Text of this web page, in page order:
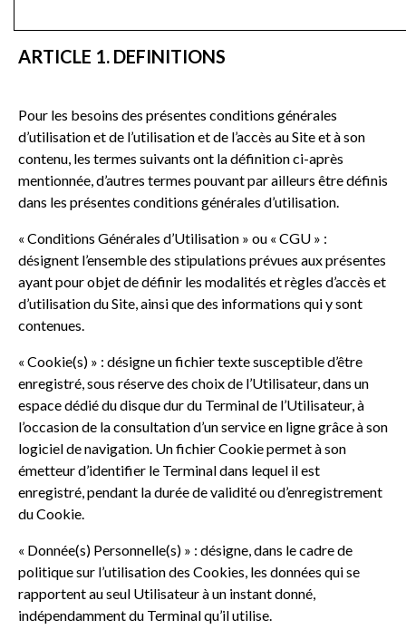
ARTICLE 1. DEFINITIONS
Pour les besoins des présentes conditions générales
d’utilisation et de l’utilisation et de l’accès au Site et à son
contenu, les termes suivants ont la définition ci-après
mentionnée, d’autres termes pouvant par ailleurs être définis
dans les présentes conditions générales d’utilisation.
« Conditions Générales d’Utilisation » ou « CGU » :
désignent l’ensemble des stipulations prévues aux présentes
ayant pour objet de définir les modalités et règles d’accès et
d’utilisation du Site, ainsi que des informations qui y sont
contenues.
« Cookie(s) » : désigne un fichier texte susceptible d’être
enregistré, sous réserve des choix de l’Utilisateur, dans un
espace dédié du disque dur du Terminal de l’Utilisateur, à
l’occasion de la consultation d’un service en ligne grâce à son
logiciel de navigation. Un fichier Cookie permet à son
émetteur d’identifier le Terminal dans lequel il est
enregistré, pendant la durée de validité ou d’enregistrement
du Cookie.
« Donnée(s) Personnelle(s) » : désigne, dans le cadre de
politique sur l’utilisation des Cookies, les données qui se
rapportent au seul Utilisateur à un instant donné,
indépendamment du Terminal qu’il utilise.